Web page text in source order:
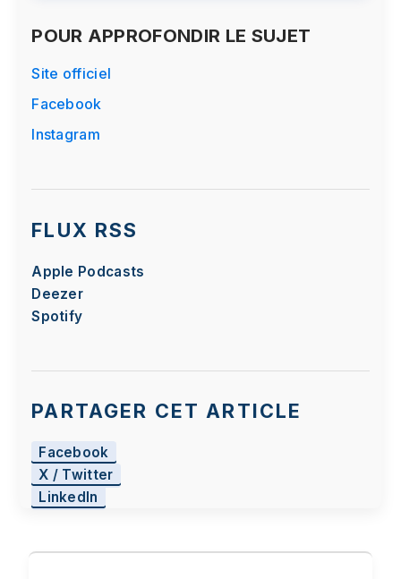
POUR APPROFONDIR LE SUJET
Site officiel
Facebook
Instagram
FLUX RSS
Apple Podcasts
Deezer
Spotify
PARTAGER CET ARTICLE
Facebook
X / Twitter
LinkedIn